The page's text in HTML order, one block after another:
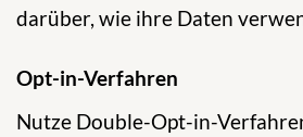
darüber, wie ihre Daten
Opt-in-Verfahren
Nutze Double-Opt-in-